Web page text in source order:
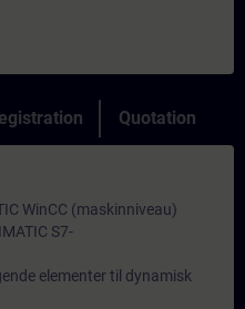
Quotation
WinCC (maskinniveau)
S7-
elementer til dynamisk